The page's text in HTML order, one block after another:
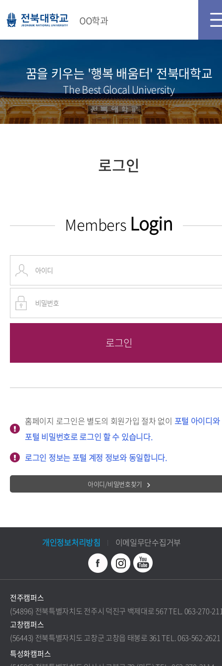
OO학과
꿈을 키우는 '행복 배움터' 전북대학교
The Best Glocal University
로그인
Members Login
홈페이지 로그인은 별도의 회원가입 절차 없이 포털 아이디와
포털 비밀번호로 로그인 할 수 있습니다.
로그인 정보는 포털 계정 정보와 동일합니다.
아이디/비밀번호찾기
개인정보처리방침 이메일무단수집거부
전주캠퍼스
(54896) 전북특별자치도 전주시 덕진구 백제대로 567 TEL. 063-270-
고창캠퍼스
(56443) 전북특별자치도 고창군 고창읍 태봉로 361 TEL. 063-562-2621
특성화캠퍼스